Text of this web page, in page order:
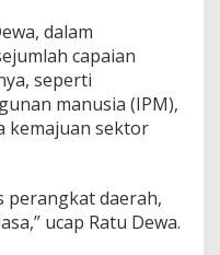
dalam
capaian
seperti
manusia (IPM),
kemajuan sektor
perangkat daerah,
ucap Ratu Dewa.